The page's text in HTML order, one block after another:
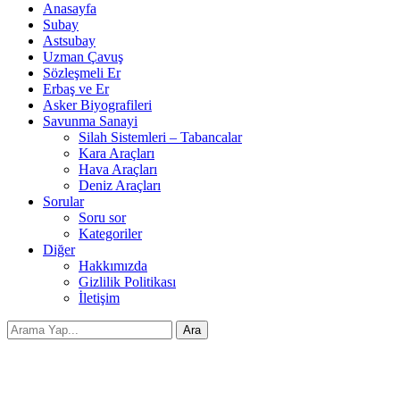
Anasayfa
Subay
Astsubay
Uzman Çavuş
Sözleşmeli Er
Erbaş ve Er
Asker Biyografileri
Savunma Sanayi
Silah Sistemleri – Tabancalar
Kara Araçları
Hava Araçları
Deniz Araçları
Sorular
Soru sor
Kategoriler
Diğer
Hakkımızda
Gizlilik Politikası
İletişim